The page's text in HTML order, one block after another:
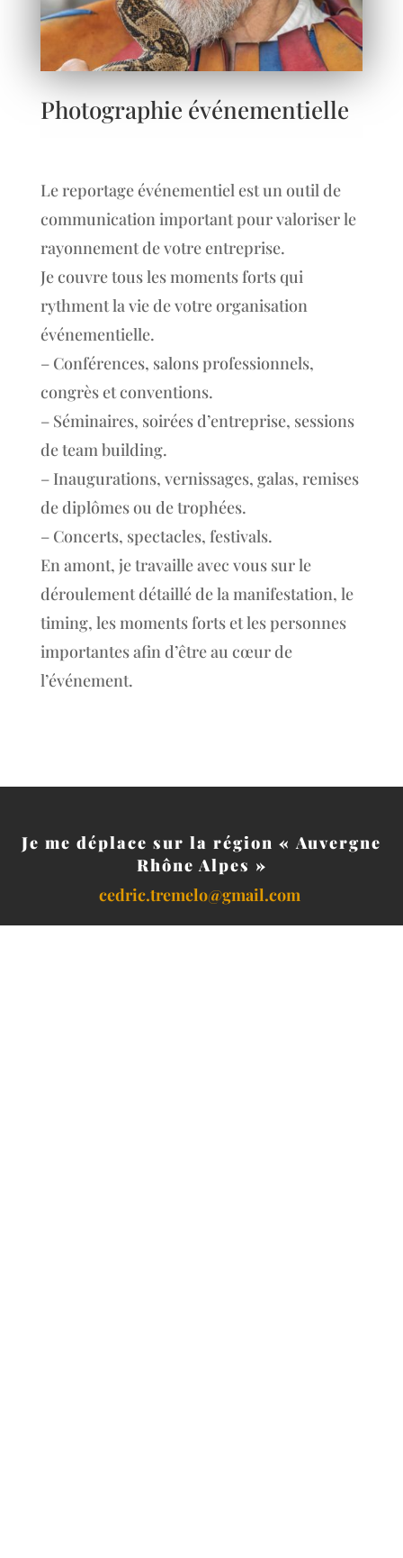
Photographie événementielle
Le reportage événementiel est un outil de
communication important pour valoriser le
rayonnement de votre entreprise.
Je couvre tous les moments forts qui
rythment la vie de votre organisation
événementielle.
– Conférences, salons professionnels,
congrès et conventions.
– Séminaires, soirées d’entreprise, sessions
de team building.
– Inaugurations, vernissages, galas, remises
de diplômes ou de trophées.
– Concerts, spectacles, festivals.
En amont, je travaille avec vous sur le
déroulement détaillé de la manifestation, le
timing, les moments forts et les personnes
importantes afin d’être au cœur de
l’événement.
Je me déplace sur la région « Auvergne
Rhône Alpes »
cedric.tremelo@gmail.com